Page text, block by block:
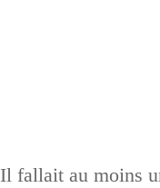
Il fallait au moins